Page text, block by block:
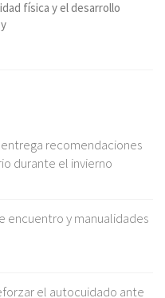
física y el desarrollo
recomendaciones
durante el invierno
encuentro y manualidades
el autocuidado ante